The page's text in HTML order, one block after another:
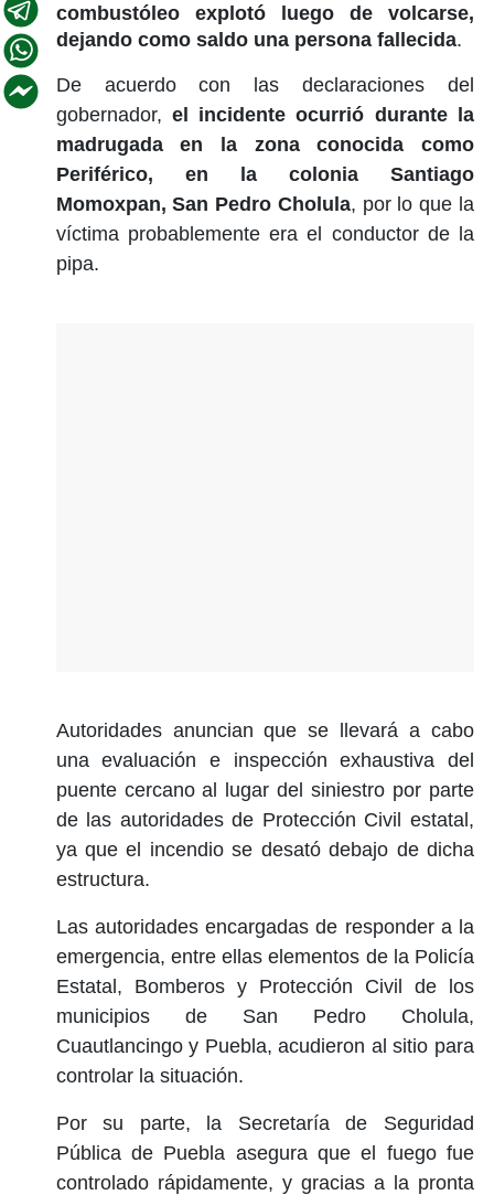
combustóleo explotó luego de volcarse,
dejando como saldo una persona fallecida.
De acuerdo con las declaraciones del
gobernador, el incidente ocurrió durante la
madrugada en la zona conocida como
Periférico, en la colonia Santiago
Momoxpan, San Pedro Cholula, por lo que la
víctima probablemente era el conductor de la
pipa.
Autoridades anuncian que se llevará a cabo
una evaluación e inspección exhaustiva del
puente cercano al lugar del siniestro por parte
de las autoridades de Protección Civil estatal,
ya que el incendio se desató debajo de dicha
estructura.
Las autoridades encargadas de responder a la
emergencia, entre ellas elementos de la Policía
Estatal, Bomberos y Protección Civil de los
municipios de San Pedro Cholula,
Cuautlancingo y Puebla, acudieron al sitio para
controlar la situación.
Por su parte, la Secretaría de Seguridad
Pública de Puebla asegura que el fuego fue
controlado rápidamente, y gracias a la pronta